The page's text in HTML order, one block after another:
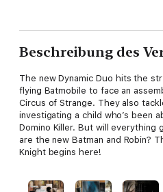
Beschreibung des
The new Dynamic Duo hits the
flying Batmobile to face an
Circus of Strange. They also
investigating a child who’s been
Domino Killer. But will everything
are the new Batman and Robin?
Knight begins here!